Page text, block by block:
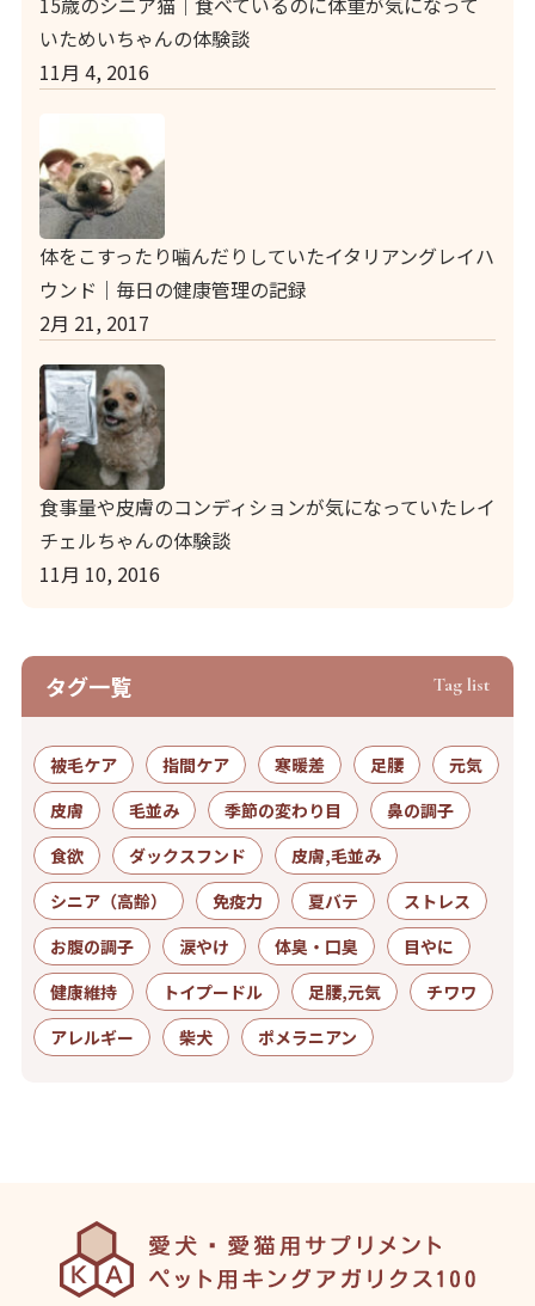
いためいちゃんの体験談
11月 4, 2016
体をこすったり噛んだりしていたイタリアングレイハ
ウンド｜毎日の健康管理の記録
2月 21, 2017
食事量や皮膚のコンディションが気になっていたレイ
チェルちゃんの体験談
11月 10, 2016
タグ⼀覧 Tag list
被毛ケア 指間ケア 寒暖差 足腰
元気
皮膚
毛並み 季節の変わり目
鼻の調子
食欲
ダックスフンド
皮膚,毛並み
シニア（高齢）
免疫力 夏バテ
ストレス
お腹の調子
涙やけ 体臭・口臭
目やに
健康維持
トイプードル 足腰,元気
チワワ
アレルギー
柴犬 ポメラニアン